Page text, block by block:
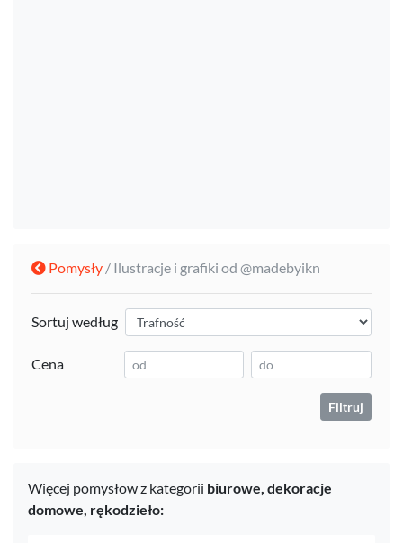
Pomysły / Ilustracje i grafiki od @madebyikn
Sortuj według
Cena
Filtruj
Więcej pomysłow z kategorii biurowe, dekoracje
domowe, rękodzieło: